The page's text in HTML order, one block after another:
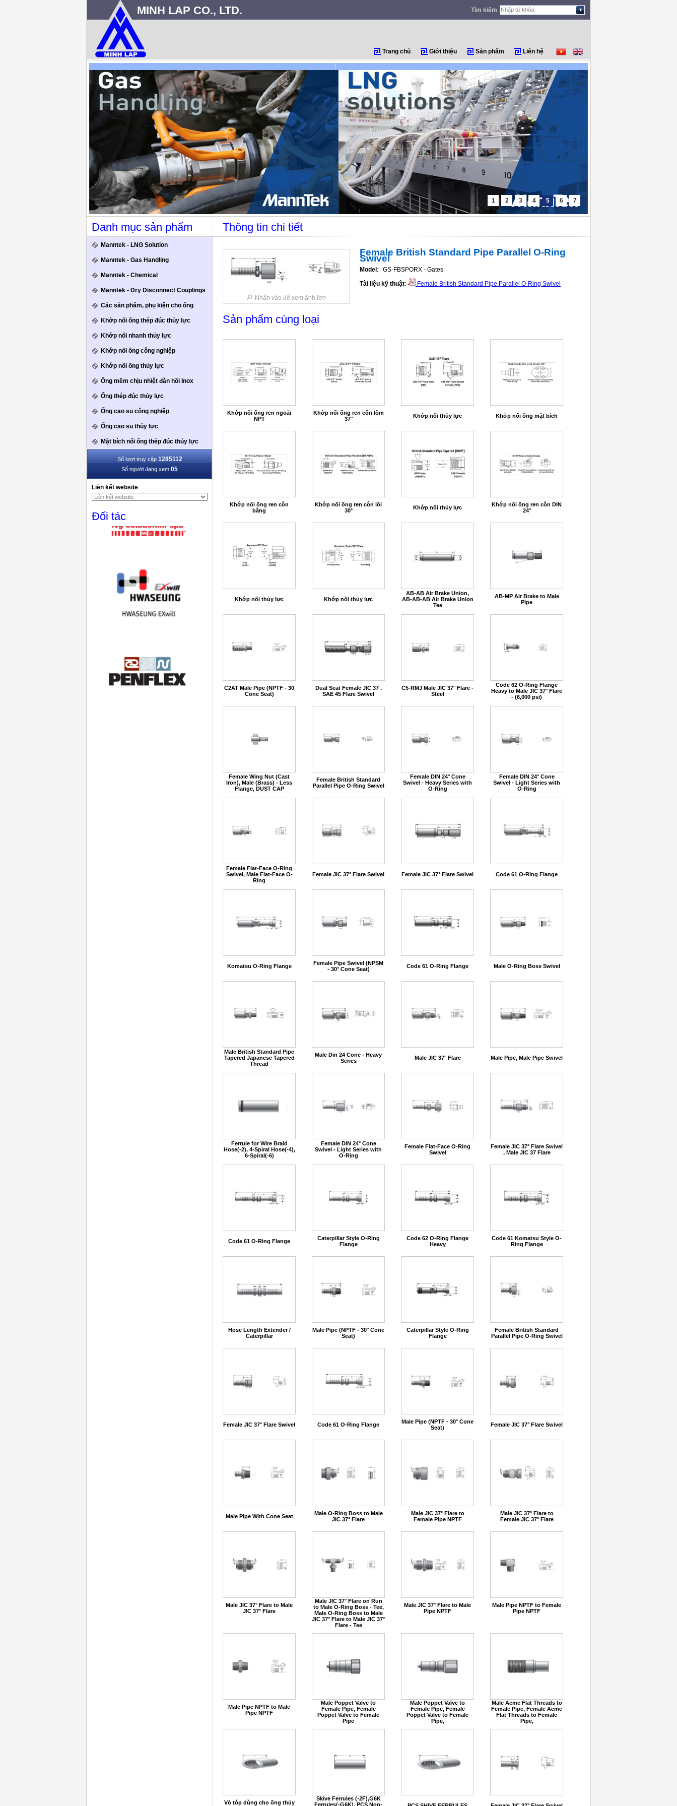
MINH LAP CO., LTD. Tìm kiếm
Trang chủ Giới thiệu Sản phẩm Liên hệ
1 2 3 4 5 6 7
Danh mục sản phẩm
Manntek - LNG Solution
Manntek - Gas Handling
Manntek - Chemical
Manntek - Dry Disconnect Couplings
Các sản phẩm, phụ kiện cho ống
Khớp nối ống thép đúc thủy lực
Khớp nối nhanh thủy lực
Khớp nối ống công nghiệp
Khớp nối ống thủy lực
Ống mềm chịu nhiệt đàn hồi Inox
Ống thép đúc thủy lực
Ống cao su công nghiệp
Ống cao su thủy lực
Mặt bích nối ống thép đúc thủy lực
Số lượt truy cập 1285112
Số người đang xem 05
Liên kết website
Đối tác
Thông tin chi tiết
Nhấn vào để xem ảnh lớn
Female British Standard Pipe Parallel O-Ring
Swivel
Model : GS-FBSPORX - Gates
Tài liệu kỹ thuật: Female British Standard Pipe Parallel O-Ring Swivel
Sản phẩm cùng loại
Khớp nối ống ren ngoài
NPT
Khớp nối ống ren côn lõm
37°
Khớp nối thủy lực Khớp nối ống mặt bích
Khớp nối ống ren côn
bằng
Khớp nối ống ren côn lồi
30°
Khớp nối thủy lực
Khớp nối ống ren côn DIN
24°
Khớp nối thủy lực Khớp nối thủy lực
AB-AB Air Brake Union,
AB-AB-AB Air Brake Union
Tee
AB-MP Air Brake to Male
Pipe
C2AT Male Pipe (NPTF - 30
Cone Seat)
Dual Seat Female JIC 37 .
SAE 45 Flare Swivel
C5-RMJ Male JIC 37° Flare -
Steel
Code 62 O-Ring Flange
Heavy to Male JIC 37° Flare
- (6,000 psi)
Female Wing Nut (Cast
Iron), Male (Brass) - Less
Flange, DUST CAP
Female British Standard
Parallel Pipe O-Ring Swivel
Female DIN 24° Cone
Swivel - Heavy Series with
O-Ring
Female DIN 24° Cone
Swivel - Light Series with
O-Ring
Female Flat-Face O-Ring
Swivel, Male Flat-Face O-
Ring
Female JIC 37° Flare Swivel Female JIC 37° Flare Swivel Code 61 O-Ring Flange
Komatsu O-Ring Flange
Female Pipe Swivel (NPSM
- 30° Cone Seat)
Code 61 O-Ring Flange Male O-Ring Boss Swivel
Male British Standard Pipe
Tapered Japanese Tapered
Thread
Male Din 24 Cone - Heavy
Series
Male JIC 37° Flare Male Pipe, Male Pipe Swivel
Ferrule for Wire Braid
Hose(-2), 4-Spiral Hose(-4),
6-Spiral(-6)
Female DIN 24° Cone
Swivel - Light Series with
O-Ring
Female Flat-Face O-Ring
Swivel
Female JIC 37° Flare Swivel
, Male JIC 37 Flare
Code 61 O-Ring Flange
Caterpillar Style O-Ring
Flange
Code 62 O-Ring Flange
Heavy
Code 61 Komatsu Style O-
Ring Flange
Hose Length Extender /
Caterpillar
Male Pipe (NPTF - 30° Cone
Seat)
Caterpillar Style O-Ring
Flange
Female British Standard
Parallel Pipe O-Ring Swivel
Female JIC 37° Flare Swivel Code 61 O-Ring Flange
Male Pipe (NPTF - 30° Cone
Seat)
Female JIC 37° Flare Swivel
Male Pipe With Cone Seat
Male O-Ring Boss to Male
JIC 37° Flare
Male JIC 37° Flare to
Female Pipe NPTF
Male JIC 37° Flare to
Female JIC 37° Flare
Male JIC 37° Flare to Male
JIC 37° Flare
Male JIC 37° Flare on Run
to Male O-Ring Boss - Tee,
Male O-Ring Boss to Male
JIC 37° Flare to Male JIC 37°
Flare - Tee
Male JIC 37° Flare to Male
Pipe NPTF
Male Pipe NPTF to Female
Pipe NPTF
Male Pipe NPTF to Male
Pipe NPTF
Male Poppet Valve to
Female Pipe, Female
Poppet Valve to Female
Pipe
Male Poppet Valve to
Female Pipe, Female
Poppet Valve to Female
Pipe,
Male Acme Flat Threads to
Female Pipe, Female Acme
Flat Threads to Female
Pipe,
Vỏ tóp dùng cho ống thủy
Skive Ferrules (-2F),G6K
Ferrules(-G6K), PCS Non-